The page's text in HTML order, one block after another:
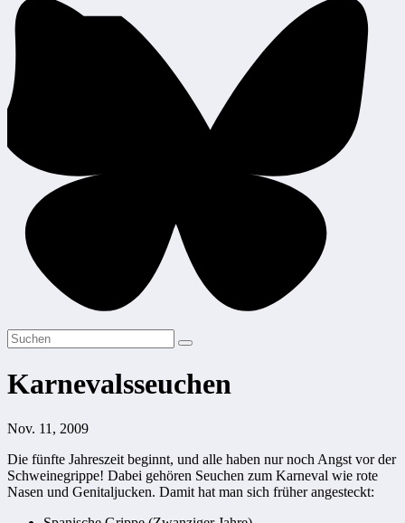
Karnevalsseuchen
Nov. 11, 2009
Die fünfte Jahreszeit beginnt, und alle haben nur noch Angst vor der
Schweinegrippe! Dabei gehören Seuchen zum Karneval wie rote
Nasen und Genitaljucken. Damit hat man sich früher angesteckt: